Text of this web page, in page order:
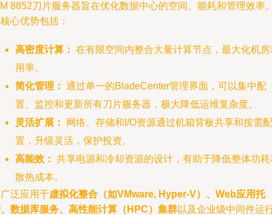
8852刀片服务器旨在优化数据中心的空间、能耗和管理效率
心优势包括：
高密度计算： 在有限空间内整合大量计算节点，最大化机房
用率。
简化管理： 通过单一的BladeCenter管理界面，可以集中配
置、监控和更新所有刀片服务器，极大降低运维复杂度。
灵活扩展：
网络、存储和I/O资源通过机箱背板共享和按需配
置，升级灵活，保护投资。
高能效： 共享电源和冷却资源的设计，有助于降低整体功耗
散热成本。
泛应用于虚拟化整合（如VMware, Hyper-V）、Web应用托
数据库服务、高性能计算（HPC）集群以及企业级中间件运